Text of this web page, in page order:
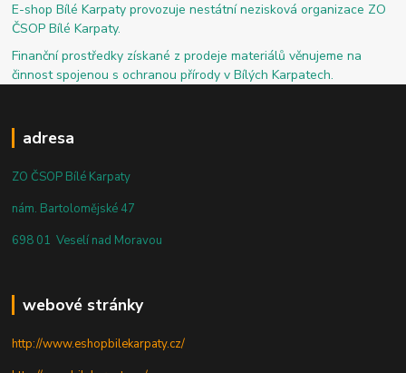
E-shop Bílé Karpaty provozuje nestátní nezisková organizace ZO
ČSOP Bílé Karpaty.
Finanční prostředky získané z prodeje materiálů věnujeme na
činnost spojenou s ochranou přírody v Bílých Karpatech.
adresa
ZO ČSOP Bílé Karpaty
nám. Bartolomějské 47
698 01 Veselí nad Moravou
webové stránky
http://www.eshopbilekarpaty.cz/